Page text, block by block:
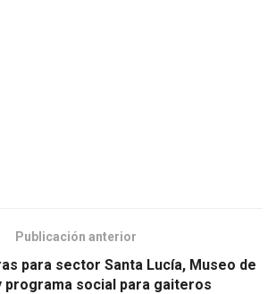
Publicación anterior
para sector Santa Lucía, Museo de
programa social para gaiteros